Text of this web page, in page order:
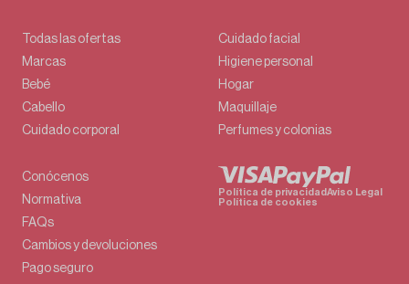
Conócenos
Normativa
FAQs
Cambios y devoluciones
Pago seguro
Todas las ofertas
Marcas
Bebé
Cabello
Cuidado corporal
Cuidado facial
Higiene personal
Hogar
Maquillaje
Perfumes y colonias
Política de privacidadAviso Legal
Política de cookies